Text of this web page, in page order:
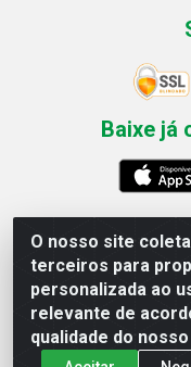
O nosso site
terceiros para
personalizada ao
relevante de
qualidade do
Baixe já
Esperança
Estância -